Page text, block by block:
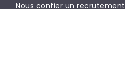
Nous confier un recrutement